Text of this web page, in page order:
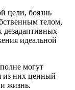
цели, боязнь
телом,
дезадаптивных
идеальной
могут
из них ценный
жизнь.